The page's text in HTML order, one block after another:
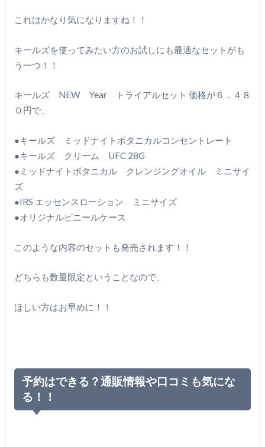
これはかなり気になりますね！！
キールズを使ってみたい方のお試しにも最適なセットがも
う一つ！！
キールズ NEW Year トライアルセット 価格が６．４８
０円で、
●キールズ ミッドナイトボタニカルコンセントレート
●キールズ クリーム UFC 28G
●ミッドナイトボタニカル クレンジングオイル ミニサイ
ズ
●IRS エッセンスローション ミニサイズ
●オリジナルビニールケース
このような内容のセットも発売されます！！
どちらも数量限定ということなので、
ほしい方はお早めに！！
予約はできる？通販情報や口コミも気にな
る！！